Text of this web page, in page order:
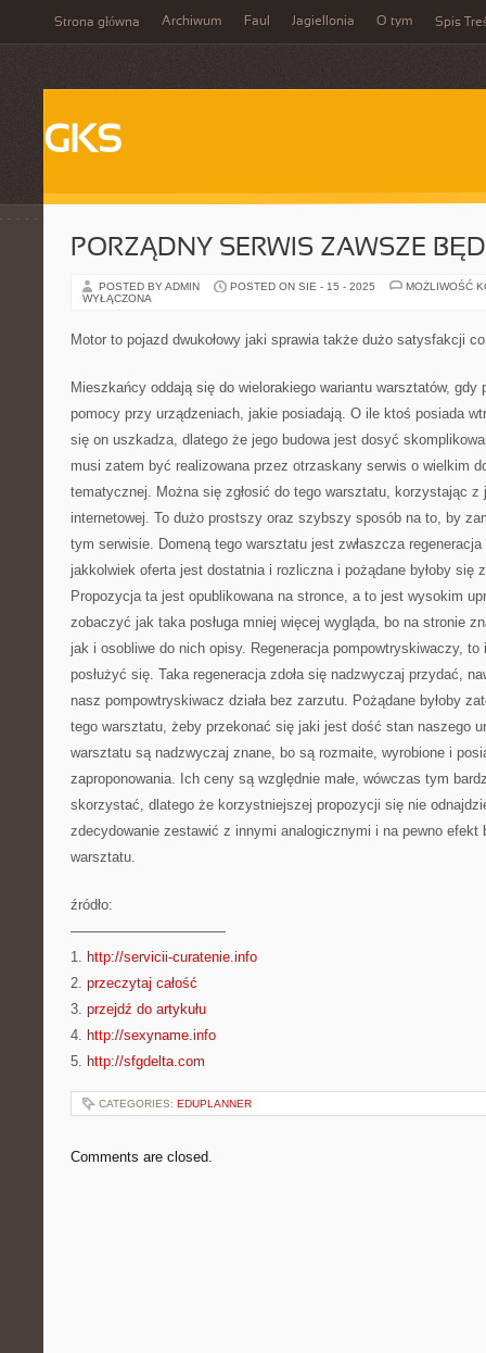
Strona główna Archiwum Faul Jagiellonia O tym Spis
GKS
PORZĄDNY SERWIS ZAWSZE
POSTED BY ADMIN POSTED ON SIE - 15 - 2025
MOŻLIWOŚĆ
WYŁĄCZONA
Motor to pojazd dwukołowy jaki sprawia także dużo satysfakcji
Mieszkańcy oddają się do wielorakiego wariantu warsztatów, gdy
pomocy przy urządzeniach, jakie posiadają. O ile ktoś posiada
się on uszkadza, dlatego że jego budowa jest dosyć
musi zatem być realizowana przez otrzaskany serwis o wielkim
tematycznej. Można się zgłosić do tego warsztatu, korzystając z
internetowej. To dużo prostszy oraz szybszy sposób na to, by
tym serwisie. Domeną tego warsztatu jest zwłaszcza
jakkolwiek oferta jest dostatnia i rozliczna i pożądane byłoby się
Propozycja ta jest opublikowana na stronce, a to jest wysokim
zobaczyć jak taka posługa mniej więcej wygląda, bo na stronie
jak i osobliwe do nich opisy. Regeneracja pompowtryskiwaczy, to
posłużyć się. Taka regeneracja zdoła się nadzwyczaj przydać,
nasz pompowtryskiwacz działa bez zarzutu. Pożądane byłoby
tego warsztatu, żeby przekonać się jaki jest dość stan naszego
warsztatu są nadzwyczaj znane, bo są rozmaite, wyrobione i
zaproponowania. Ich ceny są względnie małe, wówczas tym
skorzystać, dlatego że korzystniejszej propozycji się nie
zdecydowanie zestawić z innymi analogicznymi i na pewno efekt
warsztatu.
źródło:
———————————
1. http://servicii-curatenie.info
2. przeczytaj całość
3. przejdź do artykułu
4. http://sexyname.info
5. http://sfgdelta.com
CATEGORIES: EDUPLANNER
Comments are closed.